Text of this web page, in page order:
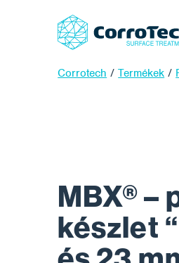
Corrotech /Termékek /
MBX® –
készlet